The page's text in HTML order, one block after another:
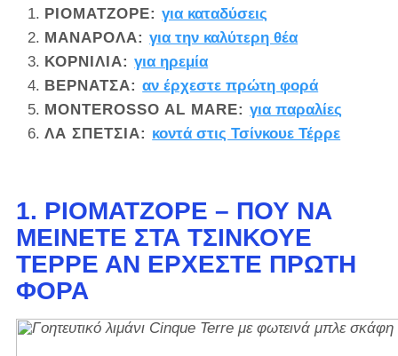
ΡΙΟΜΑΤΖΌΡΕ:για καταδύσεις
ΜΑΝΑΡΌΛΑ:για την καλύτερη θέα
ΚΟΡΝΊΛΙΑ:για ηρεμία
ΒΕΡΝΆΤΣΑ:αν έρχεστε πρώτη φορά
MONTEROSSO AL MARE:για παραλίες
ΛΑ ΣΠΕΤΣΙΑ: κοντά στις Τσίνκουε Τέρρε
1. ΡΙΟΜΑΤΖΌΡΕ – ΠΟΎ ΝΑ
ΜΕΊΝΕΤΕ ΣΤΑ ΤΣΊΝΚΟΥΕ
ΤΈΡΡΕ ΑΝ ΈΡΧΕΣΤΕ ΠΡΏΤΗ
ΦΟΡΆ